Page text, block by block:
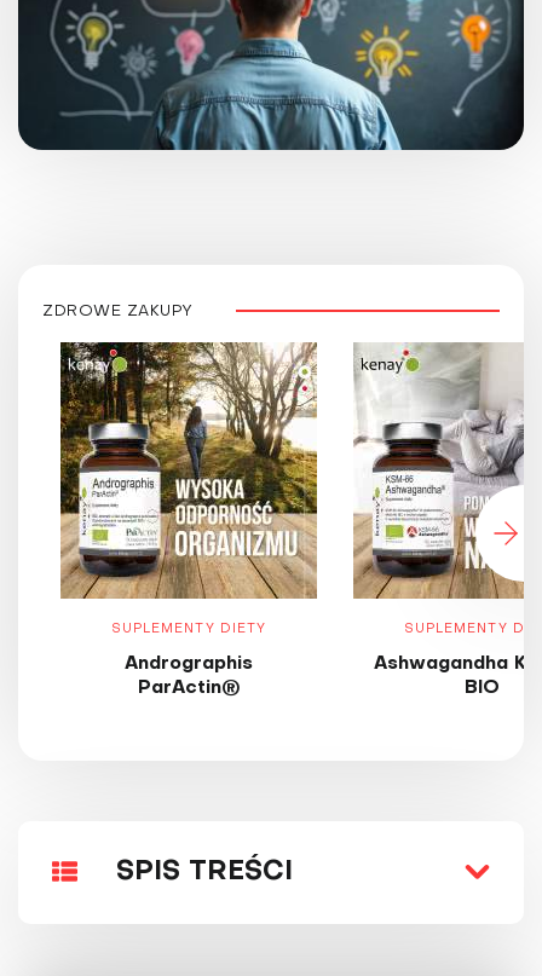
ZDROWE ZAKUPY
SUPLEMENTY DIETY
Andrographis
ParActin®
SUPLEMENTY
Ashwagandha
BIO
SPIS TREŚCI